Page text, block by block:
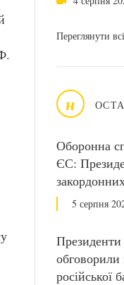
Переглянути
н
Оборонна
ЄС:
5 серпня
Президенти
обговорили
російської